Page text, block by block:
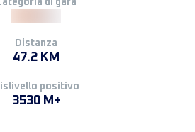
di gara
Distanza
47.2 KM
positivo
3530 M+